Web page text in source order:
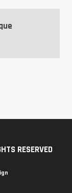
RESERVED